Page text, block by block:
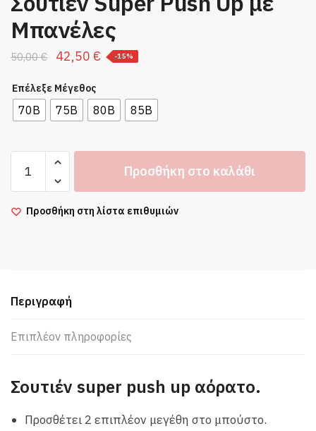
Μπανέλες
50,00€
Original
was:
50,00 €.
42,50 €Η
είναι:
-15%
Επέλεξε Μέγεθος
70B 75B 80B 85B
Secret
Sense
Μπεζ
με
Μπανέλες
ποσότητα
Προσθήκη στο καλάθι
Προσθήκη στη λίστα επιθυμιών
Περιγραφή
Επιπλέον πληροφορίες
Σουτιέν super push up αόρατο.
Προσθέτει 2 επιπλέον μεγέθη στο μπούστο.